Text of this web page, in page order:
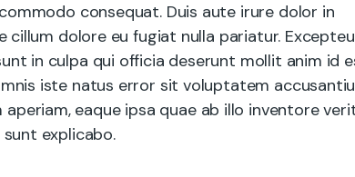
consequat. Duis aute irure dolor in
dolore eu fugiat nulla pariatur.
in culpa qui officia deserunt mollit anim id
iste natus error sit voluptatem
eaque ipsa quae ab illo inventore
explicabo.